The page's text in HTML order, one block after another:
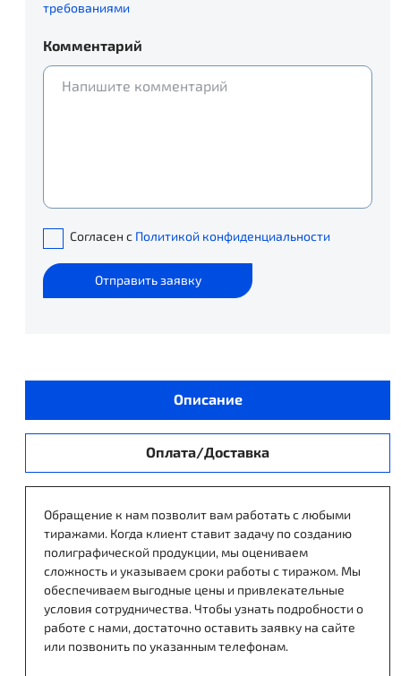
требованиями
Комментарий
Согласен с Политикой конфиденциальности
Отправить заявку
Описание
Оплата/Доставка
Обращение к нам позволит вам работать с любыми
тиражами. Когда клиент ставит задачу по созданию
полиграфической продукции, мы оцениваем
сложность и указываем сроки работы с тиражом. Мы
обеспечиваем выгодные цены и привлекательные
условия сотрудничества. Чтобы узнать подробности о
работе с нами, достаточно оставить заявку на сайте
или позвонить по указанным телефонам.